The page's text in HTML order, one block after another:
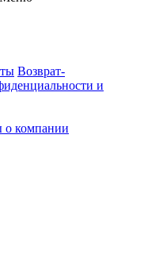
Возврат-
и
о компании